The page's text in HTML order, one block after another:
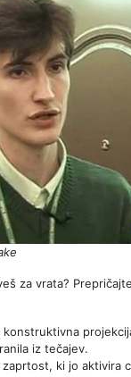
za vrata?
konstruktivna
iz tečajev.
zaprtost, ki jo aktivira